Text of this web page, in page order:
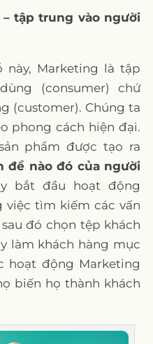
– tập trung vào người
Marketing là tập
(consumer) chứ
(customer). Chúng ta
phong cách hiện đại.
phẩm được tạo ra
đề nào đó của người
bắt đầu hoạt động
việc tìm kiếm các vấn
đó chọn tệp khách
làm khách hàng mục
hoạt động Marketing
biến họ thành khách